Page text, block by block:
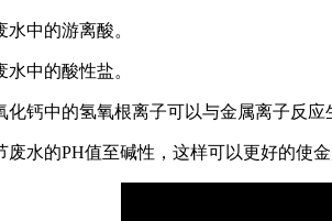
中的游离酸。
中的酸性盐。
钙中的氢氧根离子可以与金属离子反应
废水的PH值至碱性，这样可以更好的使金